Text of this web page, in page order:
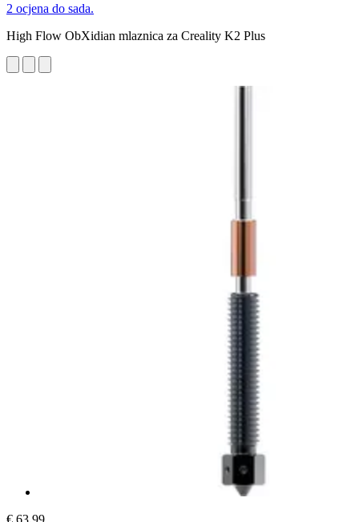
2 ocjena do sada.
High Flow ObXidian mlaznica za Creality K2 Plus
€ 63,99